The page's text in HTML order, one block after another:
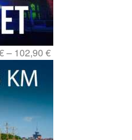
– 102,90 €